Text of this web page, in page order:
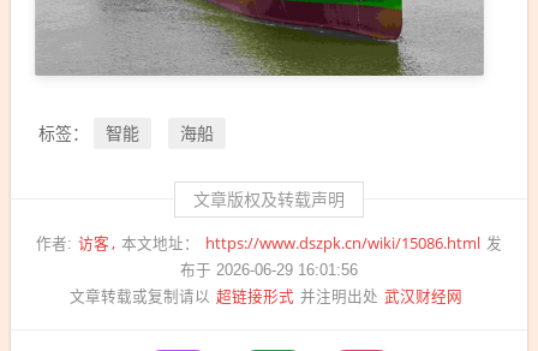
标签： 智能 海船
文章版权及转载声明
作者: 访客 本文地址： https://www.dszpk.cn/wiki/15086.html 发
布于 2026-06-29 16:01:56
文章转载或复制请以 超链接形式 并注明出处 武汉财经网